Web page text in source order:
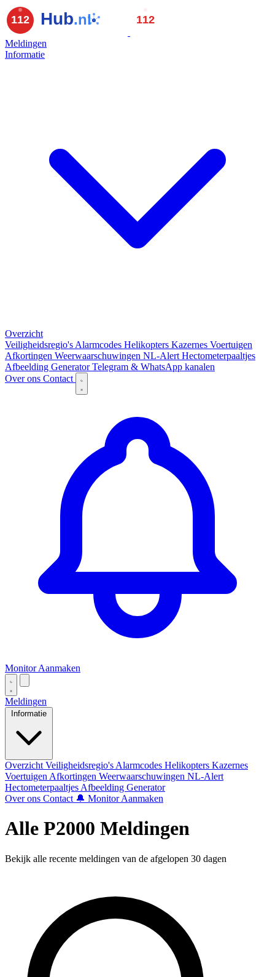
Meldingen
Informatie
Overzicht
Veiligheidsregio's Alarmcodes Helikopters Kazernes Voertuigen
Afkortingen Weerwaarschuwingen NL-Alert Hectometerpaaltjes
Afbeelding GeneratorTelegram & WhatsApp kanalen
Over ons Contact
Monitor Aanmaken
Meldingen
Informatie
Overzicht Veiligheidsregio's Alarmcodes Helikopters Kazernes
Voertuigen Afkortingen Weerwaarschuwingen NL-Alert
Hectometerpaaltjes Afbeelding Generator
Over ons Contact 🔔 Monitor Aanmaken
Alle P2000 Meldingen
Bekijk alle recente meldingen van de afgelopen 30 dagen